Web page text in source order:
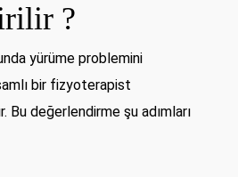
?
yürüme problemini
bir fizyoterapist
Bu değerlendirme şu adımları